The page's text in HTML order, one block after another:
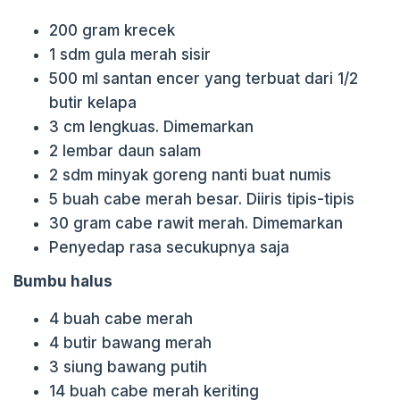
200 gram krecek
1 sdm gula merah sisir
500 ml santan encer yang terbuat dari 1/2
butir kelapa
3 cm lengkuas. Dimemarkan
2 lembar daun salam
2 sdm minyak goreng nanti buat numis
5 buah cabe merah besar. Diiris tipis-tipis
30 gram cabe rawit merah. Dimemarkan
Penyedap rasa secukupnya saja
Bumbu halus
4 buah cabe merah
4 butir bawang merah
3 siung bawang putih
14 buah cabe merah keriting